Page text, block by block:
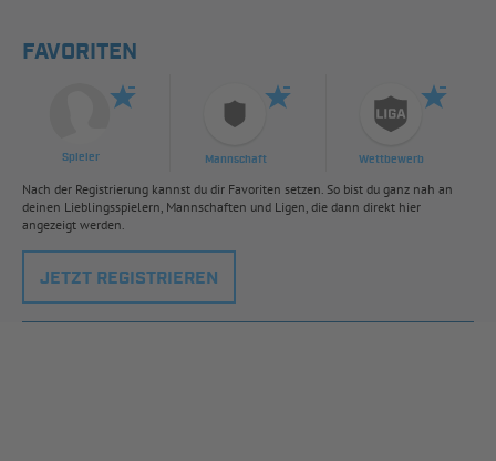
FAVORITEN
Spieler Mannschaft Wettbewerb
Nach der Registrierung kannst du dir Favoriten setzen. So bist du ganz nah an
deinen Lieblingsspielern, Mannschaften und Ligen, die dann direkt hier
angezeigt werden.
JETZT REGISTRIEREN